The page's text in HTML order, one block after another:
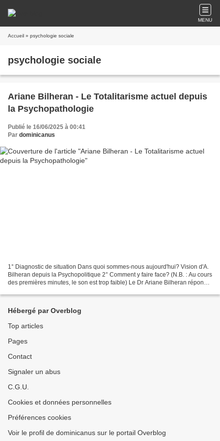
MENU
Accueil » psychologie sociale
psychologie sociale
Ariane Bilheran - Le Totalitarisme actuel depuis
la Psychopathologie
Publié le 16/06/2025 à 00:41
Par dominicanus
1° Diagnostic de situation Dans quoi sommes-nous aujourd'hui? Vision d'A.
Bilheran depuis la Psychopolitique 2° Comment y faire face? (N.B. : Au cours
des premières minutes, le son est trop faible) Le Dr Ariane Bilheran répond
Hébergé par Overblog
Top articles
Pages
Contact
Signaler un abus
C.G.U.
Cookies et données personnelles
Préférences cookies
Voir le profil de dominicanus sur le portail Overblog